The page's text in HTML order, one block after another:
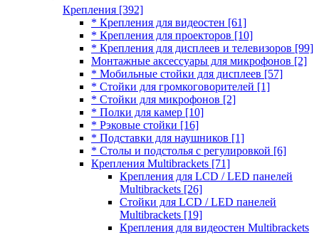
Крепления [392]
* Крепления для видеостен [61]
* Крепления для проекторов [10]
* Крепления для дисплеев и телевизоров [99]
Монтажные аксессуары для микрофонов [2]
* Мобильные стойки для дисплеев [57]
* Стойки для громкоговорителей [1]
* Стойки для микрофонов [2]
* Полки для камер [10]
* Рэковые стойки [16]
* Подставки для наушников [1]
* Столы и подстолья с регулировкой [6]
Крепления Multibrackets [71]
Крепления для LCD / LED панелей
Multibrackets [26]
Стойки для LCD / LED панелей
Multibrackets [19]
Крепления для видеостен Multibrackets